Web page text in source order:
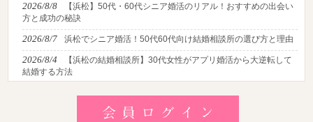
2026/8/8
【浜松】50代・60代シニア婚活のリアル！おすすめの出会い
方と成功の秘訣
2026/8/7 浜松でシニア婚活！50代60代向け結婚相談所の選び方と理由
2026/8/4
【浜松の結婚相談所】30代女性がアプリ婚活から大逆転して
結婚する方法
しいデートの服装・スポット徹底解説